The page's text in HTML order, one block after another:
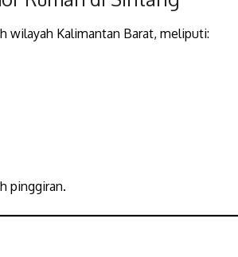
wilayah Kalimantan Barat, meliputi:
pinggiran.